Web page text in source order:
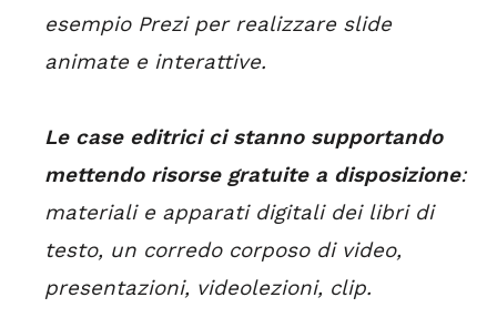
esempio Prezi per realizzare slide
animate e interattive.
Le case editrici ci stanno supportando
mettendo risorse gratuite a disposizione:
materiali e apparati digitali dei libri di
testo, un corredo corposo di video,
presentazioni, videolezioni, clip.